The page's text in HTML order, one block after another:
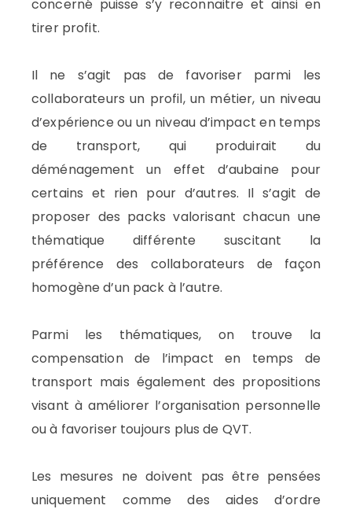
concerné puisse s’y reconnaitre et ainsi en
tirer profit.
Il ne s’agit pas de favoriser parmi les
collaborateurs un profil, un métier, un niveau
d’expérience ou un niveau d’impact en temps
de transport, qui produirait du
déménagement un effet d’aubaine pour
certains et rien pour d’autres. Il s’agit de
proposer des packs valorisant chacun une
thématique différente suscitant la
préférence des collaborateurs de façon
homogène d’un pack à l’autre.
Parmi les thématiques, on trouve la
compensation de l’impact en temps de
transport mais également des propositions
visant à améliorer l’organisation personnelle
ou à favoriser toujours plus de QVT.
Les mesures ne doivent pas être pensées
uniquement comme des aides d’ordre